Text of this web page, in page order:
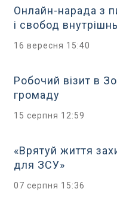
Онлайн-нарада з
і свобод
16 вересня 15:40
Робочий візит в
громаду
15 серпня 12:59
«Врятуй життя
для ЗСУ»
07 серпня 15:36